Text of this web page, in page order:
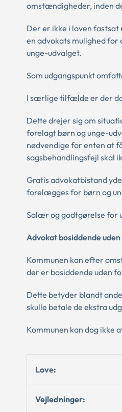
omstændigheder, inden
Der er ikke i loven
en advokats mulighed for
unge-udvalget.
Som udgangspunkt
I særlige tilfælde er der
Dette drejer sig om
forelagt børn og unge-
nødvendige for enten at
sagsbehandlingsfejl skal
Gratis advokatbistand
forelægges for børn og
Salær og godtgørelse for
Advokat bosiddende
Kommunen kan efter
der er bosiddende uden
Dette betyder blandt
skulle betale de ekstra
Kommunen kan dog ikke
Love:
Vejledninger: